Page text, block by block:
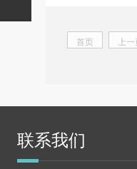
首页 上
联系我们